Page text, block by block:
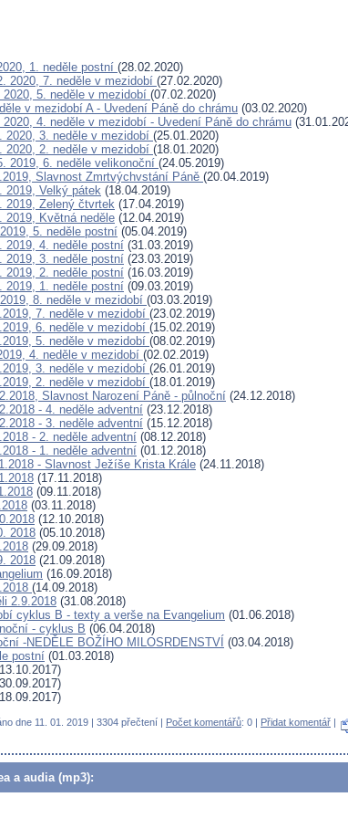
1. neděle postní (28.02.2020)
2020, 7. neděle v mezidobí (27.02.2020)
5. neděle v mezidobí (07.02.2020)
v mezidobí A - Uvedení Páně do chrámu (03.02.2020)
4. neděle v mezidobí - Uvedení Páně do chrámu
2020, 3. neděle v mezidobí (25.01.2020)
2020, 2. neděle v mezidobí (18.01.2020)
2019, 6. neděle velikonoční (24.05.2019)
Slavnost Zmrtvýchvstání Páně (20.04.2019)
2019, Velký pátek (18.04.2019)
2019, Zelený čtvrtek (17.04.2019)
2019, Květná neděle (12.04.2019)
5. neděle postní (05.04.2019)
2019, 4. neděle postní (31.03.2019)
2019, 3. neděle postní (23.03.2019)
2019, 2. neděle postní (16.03.2019)
2019, 1. neděle postní (09.03.2019)
8. neděle v mezidobí (03.03.2019)
7. neděle v mezidobí (23.02.2019)
6. neděle v mezidobí (15.02.2019)
5. neděle v mezidobí (08.02.2019)
4. neděle v mezidobí (02.02.2019)
3. neděle v mezidobí (26.01.2019)
2. neděle v mezidobí (18.01.2019)
Slavnost Narození Páně - půlnoční (24.12.2018)
- 4. neděle adventní (23.12.2018)
- 3. neděle adventní (15.12.2018)
- 2. neděle adventní (08.12.2018)
- 1. neděle adventní (01.12.2018)
- Slavnost Ježíše Krista Krále (24.11.2018)
(17.11.2018)
(09.11.2018)
(03.11.2018)
(12.10.2018)
2018 (05.10.2018)
(29.09.2018)
2018 (21.09.2018)
(16.09.2018)
(14.09.2018)
2.9.2018 (31.08.2018)
cyklus B - texty a verše na Evangelium (01.06.2018)
- cyklus B (06.04.2018)
-NEDĚLE BOŽÍHO MILOSRDENSTVÍ (03.04.2018)
postní (01.03.2018)
dne 11. 01. 2019 | 3304 přečtení | Počet komentářů: 0 | Přidat komentář |
a audia (mp3):